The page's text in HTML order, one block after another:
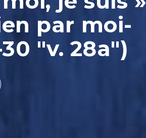
par moi-
"v. 28a")